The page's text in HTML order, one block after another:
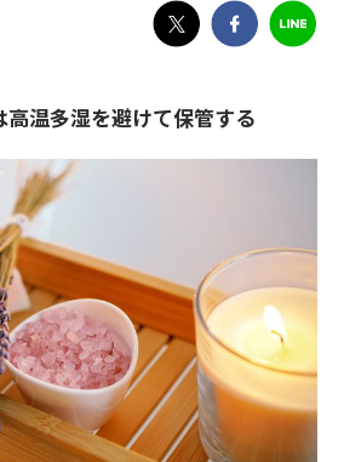
高温多湿を避けて保管する